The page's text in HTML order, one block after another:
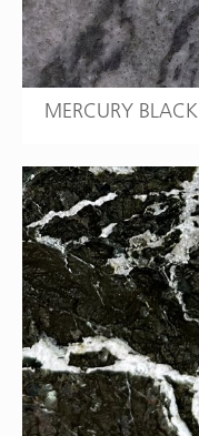
MERCURY BLACK